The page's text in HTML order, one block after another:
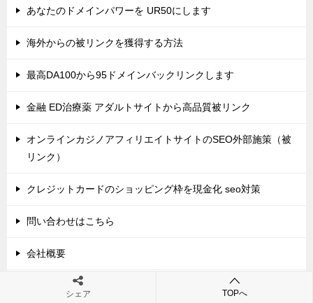
あなたのドメインパワーを UR50にします
海外からの被リンクを獲得する方法
最高DA100から95ドメインバックリンクします
金融 ED治療薬 アダルトサイトから高品質被リンク
オンラインカジノアフィリエイトサイトのSEO外部施策（被
リンク）
クレジットカードのショッピング枠を現金化 seo対策
問い合わせはこちら
会社概要
プライバシーポリシー
シェア TOPへ